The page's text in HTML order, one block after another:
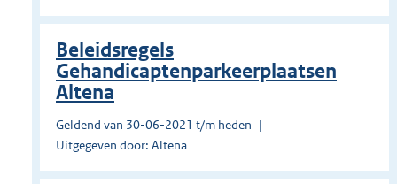
Beleidsregels
Gehandicaptenparkeerplaatsen
Altena
Geldend van 30-06-2021 t/m heden
Uitgegeven door: Altena